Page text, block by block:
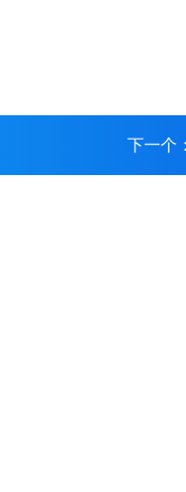
下一个：